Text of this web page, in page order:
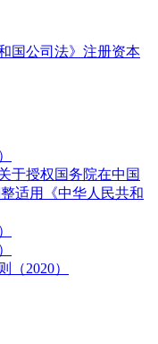
国公司法》注册资本
于授权国务院在中国
适用《中华人民共和
2020）